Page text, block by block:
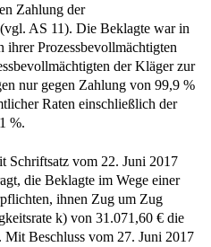
Zahlung der
AS 11). Die Beklagte war in
ihrer Prozessbevollmächtigten
der Kläger zur
nur gegen Zahlung von 99,9 %
Raten einschließlich der
%.
Schriftsatz vom 22. Juni 2017
die Beklagte im Wege einer
ihnen Zug um Zug
k) von 31.071,60 € die
Beschluss vom 27. Juni 2017